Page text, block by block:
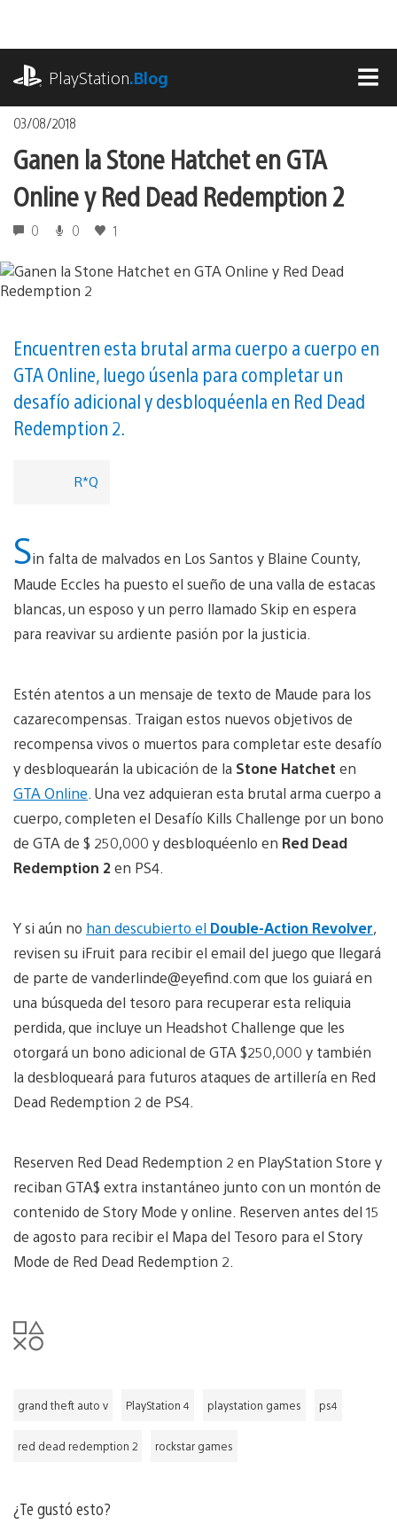
contenido
PlayStation.Blog
03/08/2018
Ganen la Stone Hatchet en GTA
Online y Red Dead Redemption 2
0 0 1
Encuentren esta brutal arma cuerpo a cuerpo en
GTA Online, luego úsenla para completar un
desafío adicional y desbloquéenla en Red Dead
Redemption 2.
R*Q
Sin falta de malvados en Los Santos y Blaine County,
Maude Eccles ha puesto el sueño de una valla de estacas
blancas, un esposo y un perro llamado Skip en espera
para reavivar su ardiente pasión por la justicia.
Estén atentos a un mensaje de texto de Maude para los
cazarecompensas. Traigan estos nuevos objetivos de
recompensa vivos o muertos para completar este desafío
y desbloquearán la ubicación de la Stone Hatchet en
GTA Online . Una vez adquieran esta brutal arma cuerpo a
cuerpo, completen el Desafío Kills Challenge por un bono
de GTA de $ 250,000 y desbloquéenlo en Red Dead
Redemption 2en PS4.
Y si aún no han descubierto el Double-Action Revolver,
revisen su iFruit para recibir el email del juego que llegará
de parte de vanderlinde@eyefind.com que los guiará en
una búsqueda del tesoro para recuperar esta reliquia
perdida, que incluye un Headshot Challenge que les
otorgará un bono adicional de GTA $250,000 y también
la desbloqueará para futuros ataques de artillería en Red
Dead Redemption 2 de PS4.
Reserven Red Dead Redemption 2 en PlayStation Store y
reciban GTA$ extra instantáneo junto con un montón de
contenido de Story Mode y online. Reserven antes del 15
de agosto para recibir el Mapa del Tesoro para el Story
Mode de Red Dead Redemption 2.
grand theft auto v PlayStation 4 playstation games ps4
red dead redemption 2 rockstar games
¿Te gustó esto?